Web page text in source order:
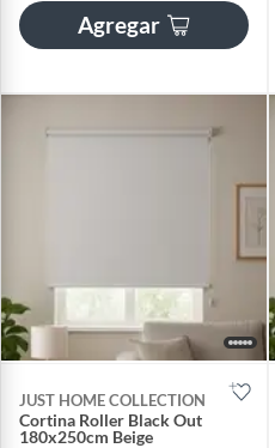
Agregar
JUST HOME COLLECTION
Cortina Roller Black Out
180x250cm Beige